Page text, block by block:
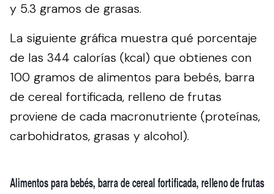
y 5.3 gramos de grasas.
La siguiente gráfica muestra qué porcentaje
de las 344 calorías (kcal) que obtienes con
100 gramos de alimentos para bebés, barra
de cereal fortificada, relleno de frutas
proviene de cada macronutriente (proteínas,
carbohidratos, grasas y alcohol).